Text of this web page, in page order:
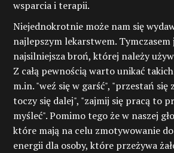
wsparcia i terapii.
Niejednokrotnie może nam się
najlepszym lekarstwem.
najsilniejsza broń, której należy
Z całą pewnością warto unikać
m.in. "weź się w garść", "przestań się
toczy się dalej", "zajmij się pracą to
myśleć". Pomimo tego że w naszej
które mają na celu zmotywowanie
energii dla osoby, które przeżywa